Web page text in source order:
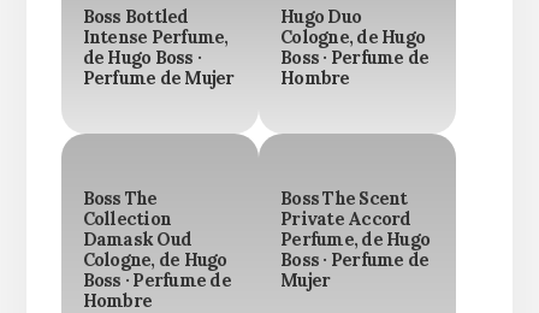
Boss Bottled
Intense Perfume,
de Hugo Boss ·
Perfume de Mujer
Hugo Duo
Cologne, de Hugo
Boss · Perfume de
Hombre
Boss The
Collection
Damask Oud
Cologne, de Hugo
Boss · Perfume de
Hombre
Boss The Scent
Private Accord
Perfume, de Hugo
Boss · Perfume de
Mujer